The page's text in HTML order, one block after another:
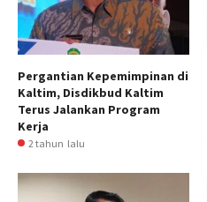
Pergantian Kepemimpinan di
Kaltim, Disdikbud Kaltim
Terus Jalankan Program
Kerja
2 tahun lalu